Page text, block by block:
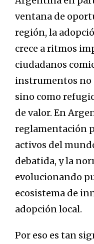
ventana de
región, la
crece a ritmos
ciudadanos
instrumentos no
sino como
de valor. En
reglamentación
activos del
debatida, y la
evolucionando
ecosistema de
adopción local.
Por eso es tan